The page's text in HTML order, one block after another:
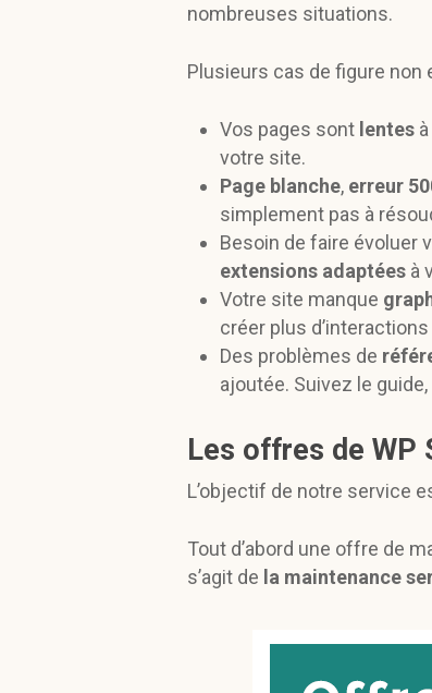
nombreuses situations.
Plusieurs cas de figure non
Vos pages sont lentes
votre site.
Page blanche, erreur
simplement pas à
Besoin de faire évoluer
extensions adaptées à
Votre site manque
créer plus
Des problèmes de
ajoutée. Suivez le
Les offres de WP
L’objectif de notre service
Tout d’abord une offre de
s’agit de la maintenance